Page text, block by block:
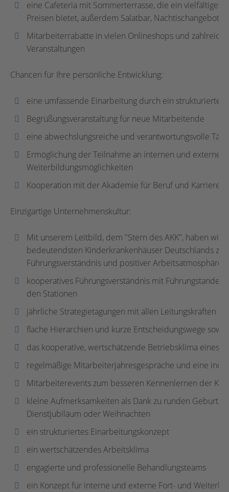
eine Cafeteria mit Sommerterrasse, die ein vielfältiges,
Preisen bietet, außerdem Salatbar, Nachtischangebot
Mitarbeiterrabatte in vielen Onlineshops und
Veranstaltungen
Chancen für Ihre persönliche Entwicklung:
eine umfassende Einarbeitung durch ein strukturiertes
Begrüßungsveranstaltung für neue Mitarbeitende
eine abwechslungsreiche und verantwortungsvolle
Ermöglichung der Teilnahme an internen und
Weiterbildungsmöglichkeiten
Kooperation mit der Akademie für Beruf und Karriere
Einzigartige Unternehmenskultur:
Mit unserem Leitbild, dem "Stern des AKK", haben wir
bedeutendsten Kinderkrankenhäuser Deutschlands
Führungsverständnis und positiver Arbeitsatmosphäre.
kooperatives Führungsverständnis mit
den Stationen
jährliche Strategietagungen mit allen Leitungskräften
flache Hierarchien und kurze Entscheidungswege
das kooperative, wertschätzende Betriebsklima eines
regelmäßige Mitarbeiterjahresgespräche und eine
Mitarbeiterevents zum besseren Kennenlernen der
kleine Aufmerksamkeiten als Dank zu runden
Dienstjubiläum oder Weihnachten
ein strukturiertes Einarbeitungskonzept
ein wertschätzendes Arbeitsklima
engagierte und professionelle Behandlungsteams
ein Konzept für interne und externe Fort- und